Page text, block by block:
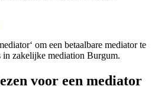
om een betaalbare mediator te
in zakelijke mediation Burgum.
voor een mediator